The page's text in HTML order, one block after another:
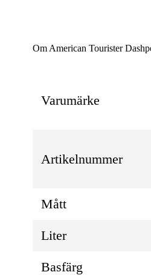
Om American Tourister
Varumärke
Artikelnummer
Mått
Liter
Basfärg